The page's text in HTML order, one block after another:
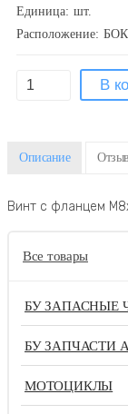
Единица: шт.
Расположение:
Описание
Винт с фланцем
Все товары
БУ ЗАПАСНЫЕ
БУ ЗАПЧАСТИ
МОТОЦИКЛЫ